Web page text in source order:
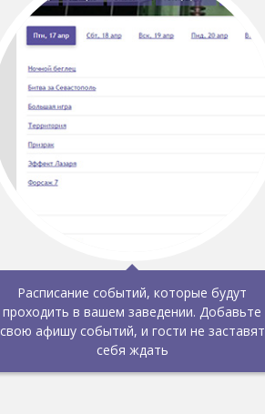
Расписание событий, которые будут
проходить в вашем заведении. Добавьте
свою афишу событий, и гости не заставят
себя ждать